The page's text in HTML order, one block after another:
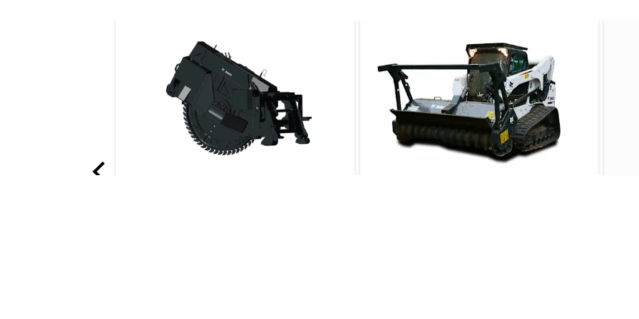
TLS Side Shift Carriage, class II 7194870
Fixed Pallet Fork & Frame QT W/ Side Shift 7204270
Fixed pallet fork frame QT 7194863
Fixed Pallet Fork & Frame MT W/ Backrest W/ Side Shift